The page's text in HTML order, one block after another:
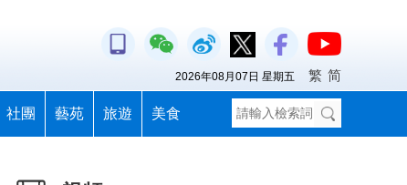
社團 藝苑 旅遊 美食
2026年08月07日 星期五 繁 简